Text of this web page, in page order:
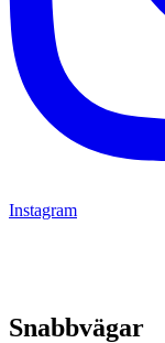
Instagram
Snabbvägar